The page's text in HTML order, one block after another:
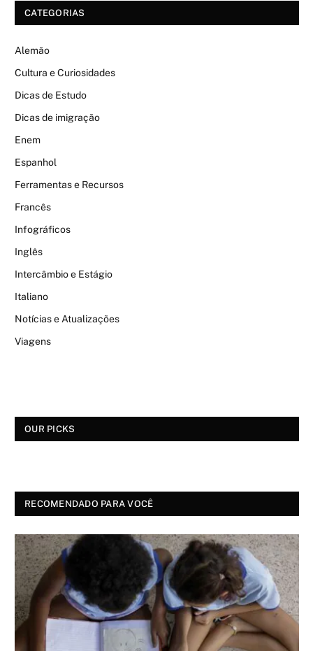
CATEGORIAS
Alemão
Cultura e Curiosidades
Dicas de Estudo
Dicas de imigração
Enem
Espanhol
Ferramentas e Recursos
Francês
Infográficos
Inglês
Intercâmbio e Estágio
Italiano
Notícias e Atualizações
Viagens
OUR PICKS
RECOMENDADO PARA VOCÊ